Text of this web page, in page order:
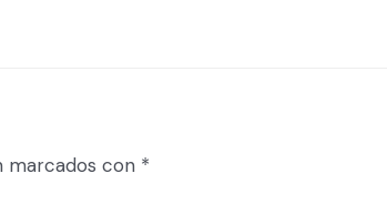
marcados con *